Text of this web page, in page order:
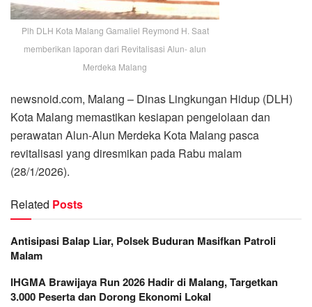
Plh DLH Kota Malang Gamaliel Reymond H. Saat
memberikan laporan dari Revitalisasi Alun- alun
Merdeka Malang
newsnoid.com, Malang – Dinas Lingkungan Hidup (DLH)
Kota Malang memastikan kesiapan pengelolaan dan
perawatan Alun-Alun Merdeka Kota Malang pasca
revitalisasi yang diresmikan pada Rabu malam
(28/1/2026).
Related Posts
Antisipasi Balap Liar, Polsek Buduran Masifkan Patroli
Malam
IHGMA Brawijaya Run 2026 Hadir di Malang, Targetkan
3.000 Peserta dan Dorong Ekonomi Lokal